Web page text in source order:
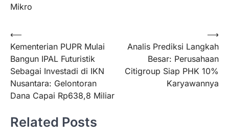
Mikro
Navigasi
pos
⟵
Kementerian PUPR Mulai
Bangun IPAL Futuristik
Sebagai Investadi di IKN
Nusantara: Gelontoran
Dana Capai Rp638,8 Miliar
Analis Prediksi Langkah
Besar: Perusahaan
Citigroup Siap PHK 10%
Karyawannya
⟶
Related Posts